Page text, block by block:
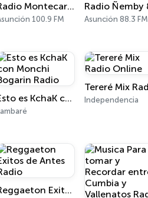
Radio Montecarlo
100.9 FM Asunción 88.3 FM
Esto es KchaK con Monchi Bogarin Radio Independencia
Reggaeton Exitos de Antes Radio